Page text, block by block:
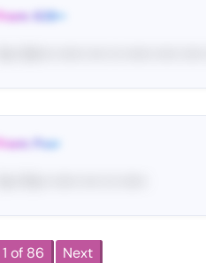
From: 628••
Yo•• St•••• •••••• •••• ••• •••••• •••••
From: Pos•
1 of 86 Next